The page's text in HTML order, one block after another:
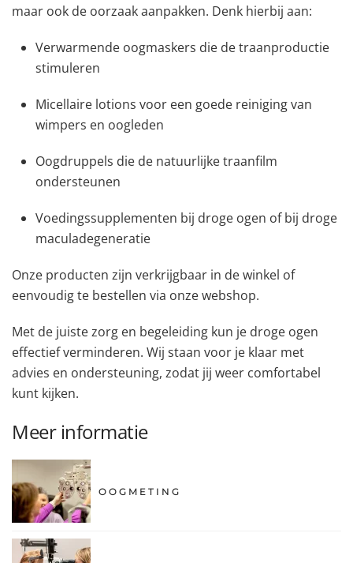
maar ook de oorzaak aanpakken. Denk hierbij aan:
Verwarmende oogmaskers die de traanproductie
stimuleren
Micellaire lotions voor een goede reiniging van
wimpers en oogleden
Oogdruppels die de natuurlijke traanfilm
ondersteunen
Voedingssupplementen bij droge ogen of bij droge
maculadegeneratie
Onze producten zijn verkrijgbaar in de winkel of
eenvoudig te bestellen via onze webshop.
Met de juiste zorg en begeleiding kun je droge ogen
effectief verminderen. Wij staan voor je klaar met
advies en ondersteuning, zodat jij weer comfortabel
kunt kijken.
Meer informatie
OOGMETING